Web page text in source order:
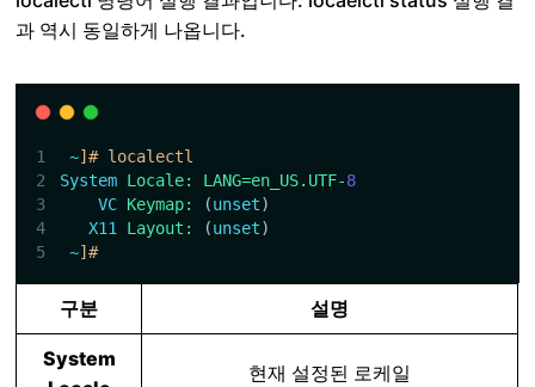
과 역시 동일하게 나옵니다.
~]# localectl
System Locale: LANG=en_US.UTF-8
VC Keymap: (unset)
X11
Layout: (unset)
~]#
구분 설명
System
현재 설정된 로케일